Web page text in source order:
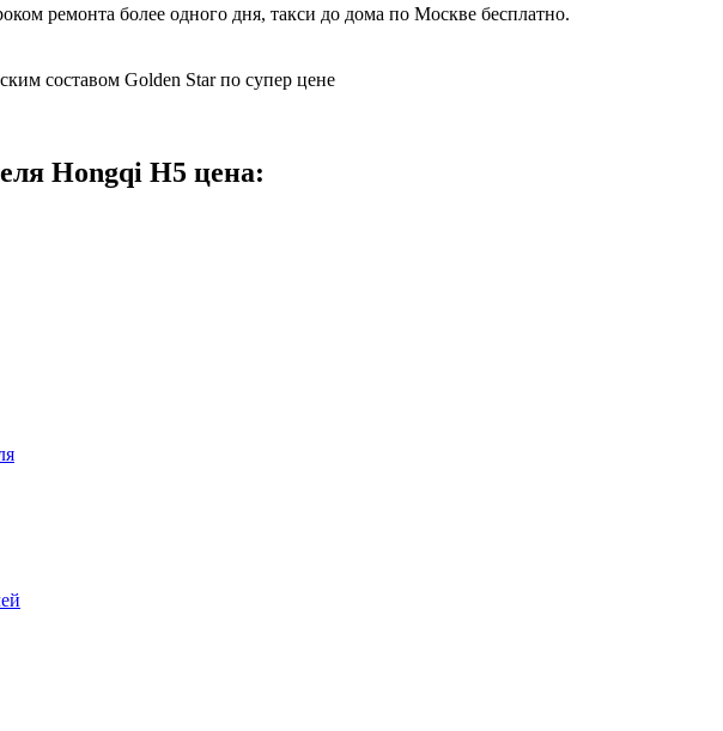
ремонта более одного дня, такси до дома по Москве бесплатно.
составом Golden Star по супер цене
Hongqi H5 цена: